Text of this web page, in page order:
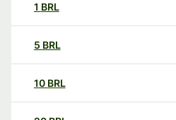
1 BRL
5 BRL
10 BRL